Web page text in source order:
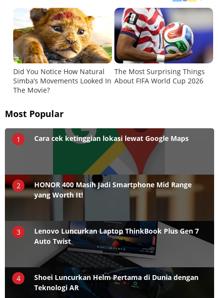
Most Popular
1 Cara cek ketinggian lokasi lewat Google Maps
2
HONOR 400 Masih Jadi Smartphone Mid Range
yang Worth It!
3
Lenovo Luncurkan Laptop ThinkBook Plus Gen 7
Auto Twist
4
Shoei Luncurkan Helm Pertama di Dunia dengan
Teknologi AR